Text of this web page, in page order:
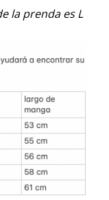
la prenda es L